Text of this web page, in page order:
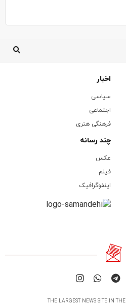
اخبار
سیاسی
اجتماعی
فرهنگی هنری
چند رسانه
عکس
فیلم
اینفوگرافیک
THE LARGEST NEWS SITE IN THE